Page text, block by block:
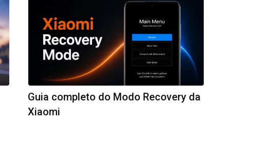
Guia completo do Modo Recovery da
Xiaomi